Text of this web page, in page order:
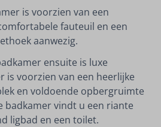
is voorzien van een
fauteuil en een
aanwezig.
ensuite is luxe
is voorzien van een heerlijke
en voldoende opbergruimte
badkamer vindt u een riante
ligbad en een toilet.